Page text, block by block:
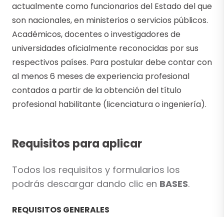
actualmente como funcionarios del Estado del que
son nacionales, en ministerios o servicios públicos.
Académicos, docentes o investigadores de
universidades oficialmente reconocidas por sus
respectivos países. Para postular debe contar con
al menos 6 meses de experiencia profesional
contados a partir de la obtención del título
profesional habilitante (licenciatura o ingeniería).
Requisitos para aplicar
Todos los requisitos y formularios los
podrás descargar dando clic en BASES.
REQUISITOS GENERALES